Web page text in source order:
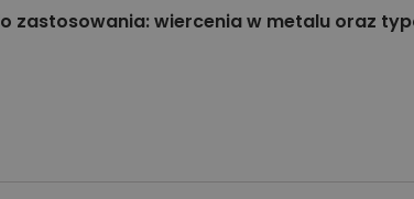
zastosowania: wiercenia w metalu oraz